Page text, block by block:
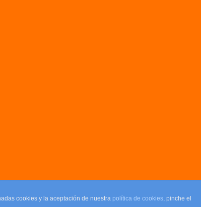
cookies y la aceptación de nuestra política de cookies, pinche el